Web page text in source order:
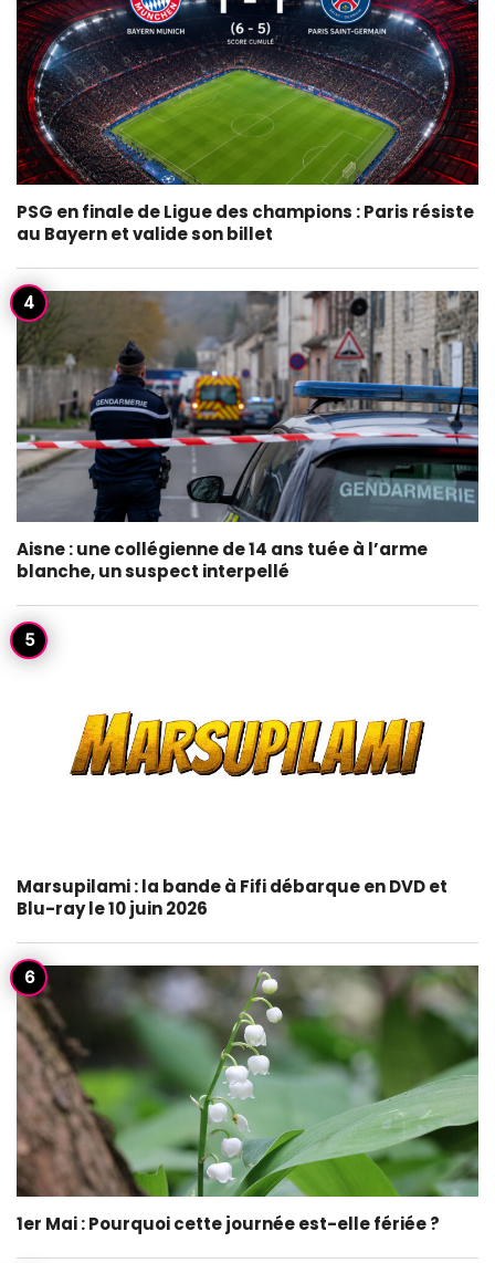
PSG en finale de Ligue des champions : Paris résiste
au Bayern et valide son billet
Aisne : une collégienne de 14 ans tuée à l’arme
blanche, un suspect interpellé
Marsupilami : la bande à Fifi débarque en DVD et
Blu-ray le 10 juin 2026
1er Mai : Pourquoi cette journée est-elle fériée ?